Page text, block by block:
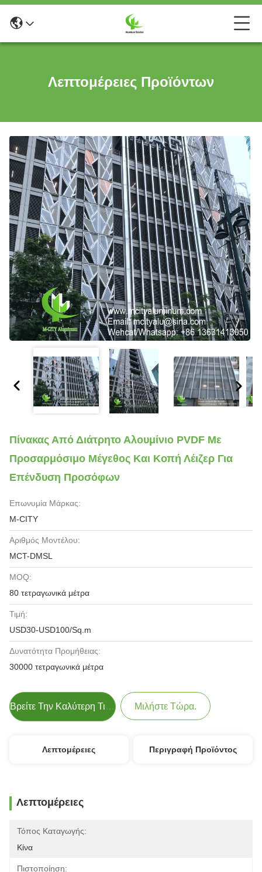
Λεπτομέρειες Προϊόντων
Πίνακας Από Διάτρητο Αλουμίνιο PVDF Με
Προσαρμόσιμο Μέγεθος Και Κοπή Λέιζερ Για
Επένδυση Προσόφων
Επωνυμία Μάρκας:
M-CITY
Αριθμός Μοντέλου:
MCT-DMSL
MOQ:
80 τετραγωνικά μέτρα
Τιμή:
USD30-USD100/Sq.m
Δυνατότητα Προμήθειας:
30000 τετραγωνικά μέτρα
Βρείτε Την Καλύτερη Τιμή Μιλήστε Τώρα.
Λεπτομέρειες Περιγραφή Προϊόντος
Λεπτομέρειες
Τόπος Καταγωγής:
Κίνα
Πιστοποίηση: